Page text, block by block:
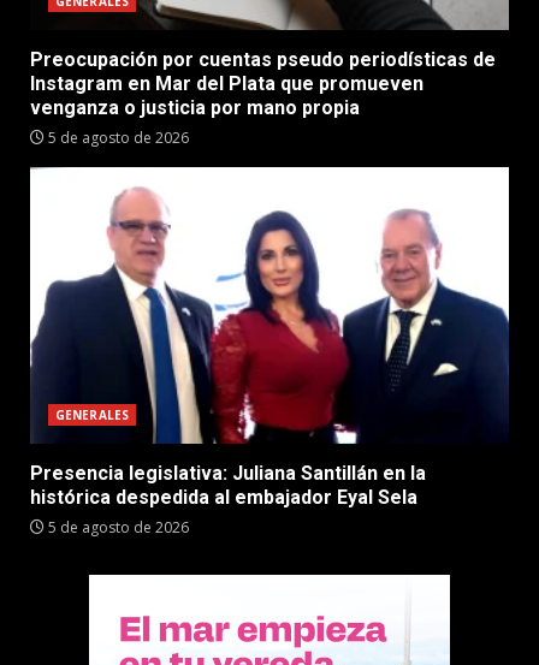
Preocupación por cuentas pseudo periodísticas de
Instagram en Mar del Plata que promueven
venganza o justicia por mano propia
5 de agosto de 2026
GENERALES
Presencia legislativa: Juliana Santillán en la
histórica despedida al embajador Eyal Sela
5 de agosto de 2026